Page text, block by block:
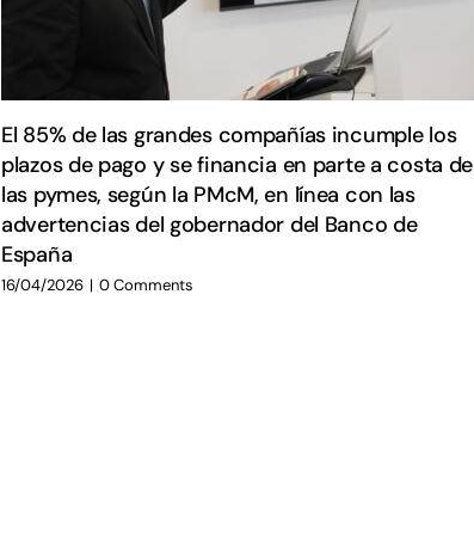
El 85% de las grandes compañías incumple los
plazos de pago y se financia en parte a costa de
las pymes, según la PMcM, en línea con las
advertencias del gobernador del Banco de
España
16/04/2026 | 0 Comments